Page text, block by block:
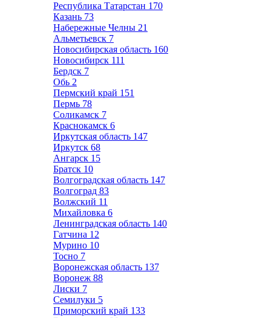
Республика Татарстан 170
Казань 73
Набережные Челны 21
Альметьевск 7
Новосибирская область 160
Новосибирск 111
Бердск 7
Обь 2
Пермский край 151
Пермь 78
Соликамск 7
Краснокамск 6
Иркутская область 147
Иркутск 68
Ангарск 15
Братск 10
Волгоградская область 147
Волгоград 83
Волжский 11
Михайловка 6
Ленинградская область 140
Гатчина 12
Мурино 10
Тосно 7
Воронежская область 137
Воронеж 88
Лиски 7
Семилуки 5
Приморский край 133